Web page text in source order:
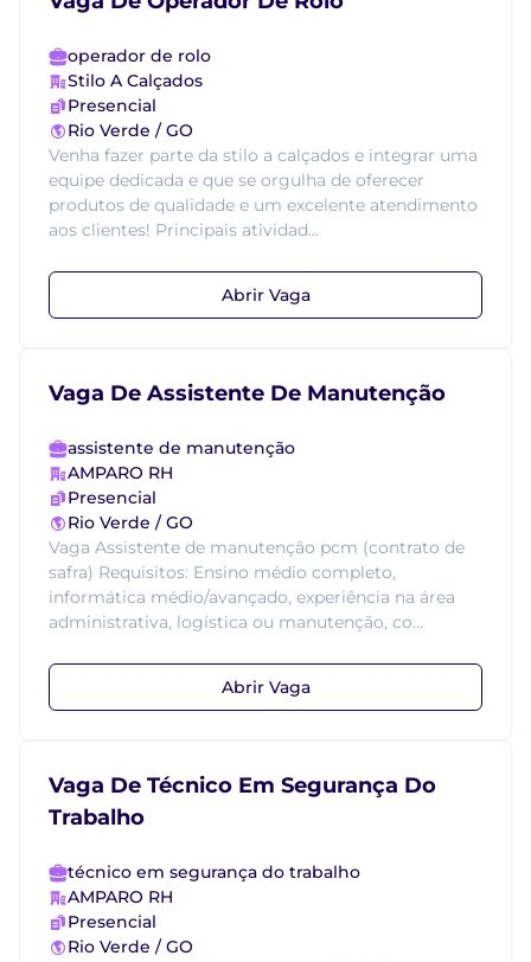
operador de rolo
Stilo A Calçados
Presencial
Rio Verde / GO
Venha fazer parte da stilo a calçados e integrar uma
equipe dedicada e que se orgulha de oferecer
produtos de qualidade e um excelente atendimento
aos clientes! Principais atividad...
Abrir Vaga
Vaga De Assistente De Manutenção
assistente de manutenção
AMPARO RH
Presencial
Rio Verde / GO
Vaga Assistente de manutenção pcm (contrato de
safra) Requisitos: Ensino médio completo,
informática médio/avançado, experiência na área
administrativa, logística ou manutenção, co...
Abrir Vaga
Vaga De Técnico Em Segurança Do
Trabalho
técnico em segurança do trabalho
AMPARO RH
Presencial
Rio Verde / GO